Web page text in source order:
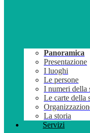
Panoramica
Presentazione
I luoghi
Le persone
I numeri della
Le carte della
La storia
Servizi